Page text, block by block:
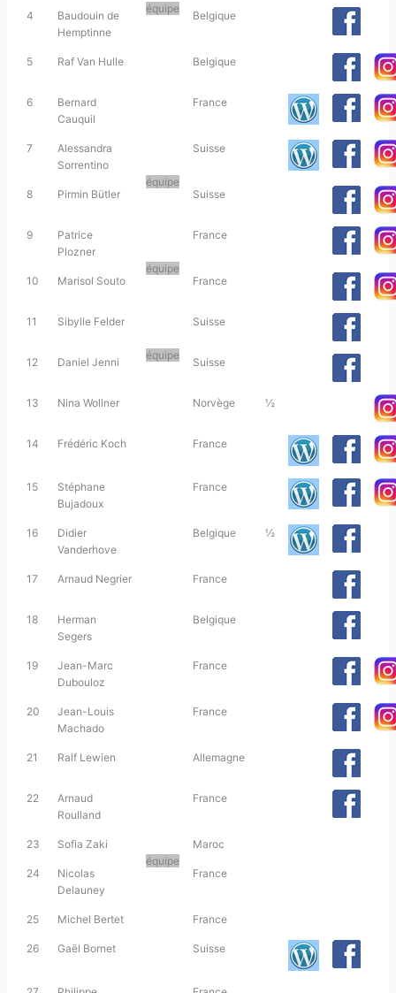
équipe
4
Baudouin de
Hemptinne
Belgique
5 Raf Van Hulle Belgique
6
Bernard
Cauquil
France
7
Alessandra
Sorrentino
équipe
Suisse
8 Pirmin Bütler Suisse
9
Patrice
Plozner
équipe
France
10 Marisol Souto France
11 Sibylle Felder
équipe
Suisse
12 Daniel Jenni Suisse
13 Nina Wollner Norvège ½
14 Frédéric Koch France
15
Stéphane
Bujadoux
France
16
Didier
Vanderhove
Belgique ½
17 Arnaud Negrier France
18
Herman
Segers
Belgique
19
Jean-Marc
Dubouloz
France
20
Jean-Louis
Machado
France
21 Ralf Lewien Allemagne
22
Arnaud
Roulland
France
23
Sofia Zaki
équipe
Maroc
24
Nicolas
Delauney
France
25 Michel Bertet France
26 Gaël Bornet Suisse